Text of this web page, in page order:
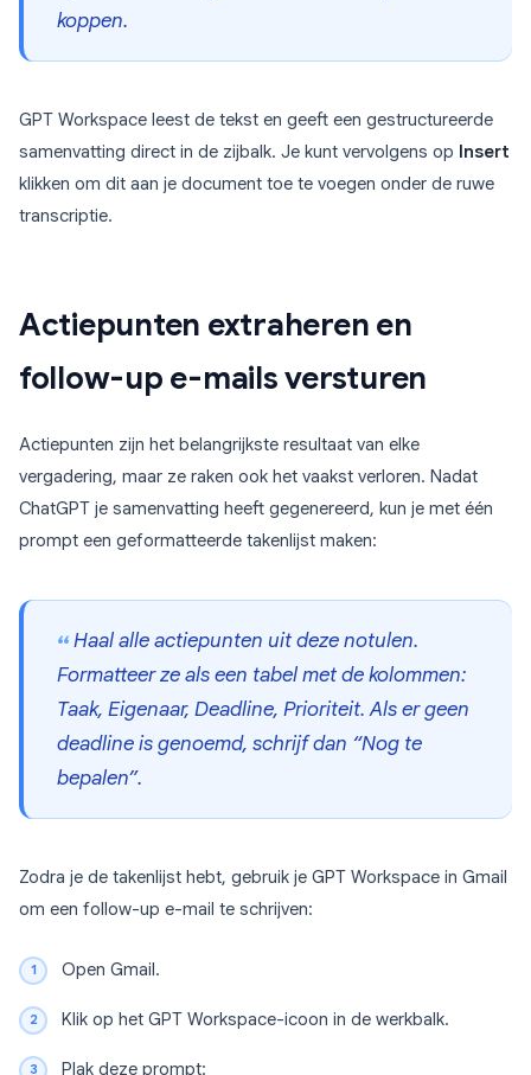
koppen.
GPT Workspace leest de tekst en geeft een gestructureerde
samenvatting direct in de zijbalk. Je kunt vervolgens op Insert
klikken om dit aan je document toe te voegen onder de ruwe
transcriptie.
Actiepunten extraheren en
follow-up e-mails versturen
Actiepunten zijn het belangrijkste resultaat van elke
vergadering, maar ze raken ook het vaakst verloren. Nadat
ChatGPT je samenvatting heeft gegenereerd, kun je met één
prompt een geformatteerde takenlijst maken:
Haal alle actiepunten uit deze notulen.
Formatteer ze als een tabel met de kolommen:
Taak, Eigenaar, Deadline, Prioriteit. Als er geen
deadline is genoemd, schrijf dan “Nog te
bepalen”.
Zodra je de takenlijst hebt, gebruik je GPT Workspace in Gmail
om een follow-up e-mail te schrijven:
Open Gmail.
Klik op het GPT Workspace-icoon in de werkbalk.
Plak deze prompt: